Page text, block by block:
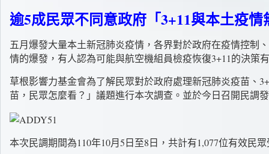
逾5成民眾不同意政府「3+11與本土疫
五月爆發大量本土新冠肺炎疫情，各界對於政府在疫情控制
情的爆發，有人認為可能與航空機組員檢疫恢復3+11的決策
草根影響力基金會為了解民眾對於政府處理新冠肺炎疫苗、
苗，民眾怎麼看？」議題進行本次調查。並於今日召開民調
本次民調期間為110年10月5日至8日，共計有1,077位有效民